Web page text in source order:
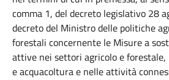
comma 1, del decreto legislativo 28
decreto del Ministro delle politiche
forestali concernente le Misure a
attive nei settori agricolo e
e acquacoltura e nelle attività